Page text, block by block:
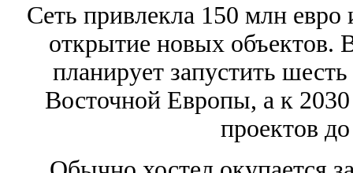
Сеть привлекла 150 млн
открытие новых объектов.
планирует запустить
Восточной Европы, а к
проектов